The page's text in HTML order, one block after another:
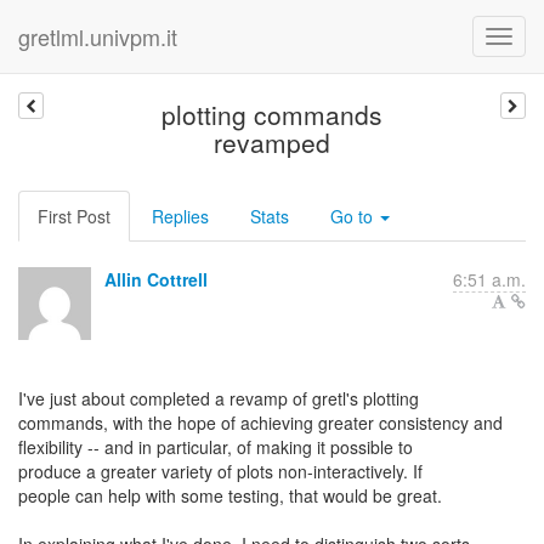
gretlml.univpm.it
plotting commands
revamped
First Post Replies Stats Go to
Allin Cottrell 6:51 a.m.
I've just about completed a revamp of gretl's plotting
commands, with the hope of achieving greater consistency and
flexibility -- and in particular, of making it possible to
produce a greater variety of plots non-interactively. If
people can help with some testing, that would be great.